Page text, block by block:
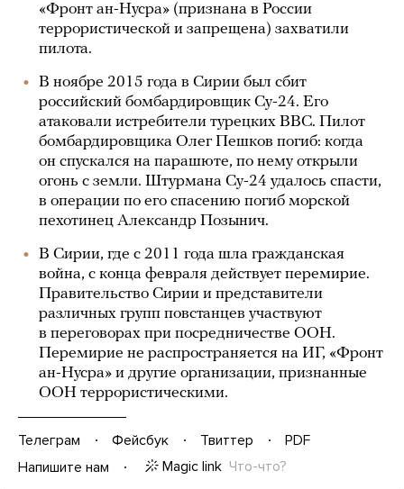
«Фронт ан-Нусра» (признана в России
террористической и запрещена) захватили
пилота.
В ноябре 2015 года в Сирии был сбит
российский бомбардировщик Су-24. Его
атаковали истребители турецких ВВС. Пилот
бомбардировщика Олег Пешков погиб: когда
он спускался на парашюте, по нему открыли
огонь с земли. Штурмана Су-24 удалось спасти,
в операции по его спасению погиб морской
пехотинец Александр Позынич.
В Сирии, где с 2011 года шла гражданская
война, с конца февраля действует перемирие.
Правительство Сирии и представители
различных групп повстанцев участвуют
в переговорах при посредничестве ООН.
Перемирие не распространяется на ИГ, «Фронт
ан-Нусра» и другие организации, признанные
ООН террористическими.
Телеграм Фейсбук Твиттер
PDF
Напишите нам
Magic link Что-что?